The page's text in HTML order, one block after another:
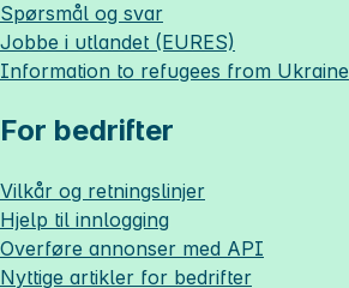
Spørsmål og svar
Jobbe i utlandet (EURES)
Information to refugees from Ukraine
For bedrifter
Vilkår og retningslinjer
Hjelp til innlogging
Overføre annonser med API
Nyttige artikler for bedrifter